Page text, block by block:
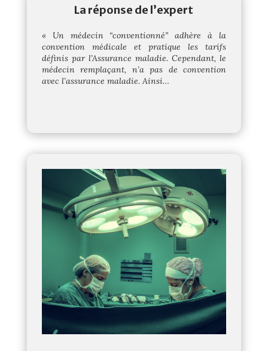
La réponse de l’expert
« Un médecin “conventionné” adhère à la
convention médicale et pratique les tarifs
définis par l’Assurance maladie.Cependant, le
médecin remplaçant, n’a pas de convention
avec l’assurance maladie. Ainsi…